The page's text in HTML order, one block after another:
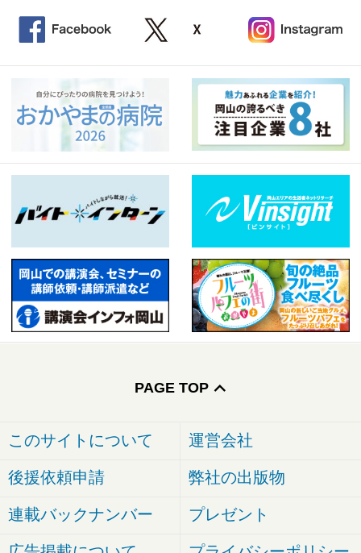
PAGE TOP
このサイトについて 運営会社
後援依頼申請 弊社の出版物
連載バックナンバー プレゼント